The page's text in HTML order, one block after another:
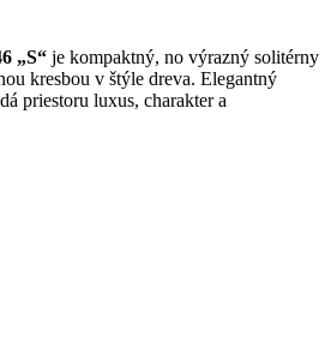
„S“ je kompaktný, no výrazný solitérny
kresbou v štýle dreva. Elegantný
priestoru luxus, charakter a